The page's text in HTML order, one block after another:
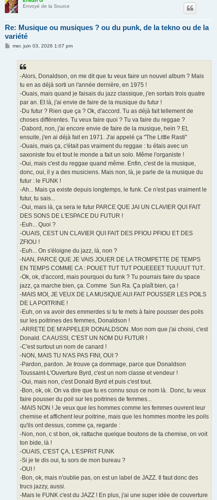
Envoyé de la Source
Re: Musique ou musiques ? ou du punk, de la tekno ou de la
variété
Mmer. juin 03, 2026 1:07 pm
-Alors, Donaldson, on me dit que tu veux faire un nouvel album ? Mais
tu en as déjà sorti un l'année dernière, en 1975 !
-Ouais, mais quand je faisais du jazz classique, j'en sortais trois quatre
par an. Et là, j'ai envie de faire de la musique du futur !
-Du futur ? Rien que ça ? Ok, d'accord. Tu as déjà fait tellement de
choses différentes. Tu veux faire quoi ? Tu va faire du reggae ?
-Dabord, non, j'ai encore envie de faire de la musique, hein ? Et,
ensuite, j'en ai déjà fait en 1971. J'ai appelé ça "The Little Rasti"
-Ouais, mais ça, c'était pas vraiment du reggae : tu étais avec un
saxoniste fou et tout le monde a fait un solo. Même l'organiste !
-Oui, mais c'est du reggae quand même. Enfin, c'est de la musique,
donc, oui, il y a des musiciens. Mais non, là, je parle de la musique du
futur : le FUNK !
-Ah... Mais ça existe depuis longtemps, le funk. Ce n'est pas vraiment le
futur, tu sais...
-Oui, mais là, ça sera le futur PARCE QUE JAI UN CLAVIER QUI FAIT
DES SONS DE L'ESPACE DU FUTUR !
-Euh... Quoi ?
-OUAIS, CEST UN CLAVIER QUI FAIT DES PFIOU PFIOU ET DES
ZFIOU !
-Euh... On s'éloigne du jazz, là, non ?
-NAN, PARCE QUE JE VAIS JOUER DE LA TROMPETTE DE TEMPS
EN TEMPS COMME CA : POUET TUT TUT POUEEEET TUUUUT TUT..
-Ok, ok, d'accord, mais pourquoi du funk ? Tu pourrais faire du space
jazz, ça marche bien, ça. Comme Sun Ra. Ça plaît bien, ça !
-MAIS MOI, JE VEUX DE LA MUSIQUE AUI FAIT POUSSER LES POILS
DE LA POITRINE !
-Euh, on va avoir des emmerdes si tu te mets à faire pousser des poils
sur les poitrines des femmes, Donaldson !
-ARRETE DE M'APPELER DONALDSON. Mon nom que j'ai choisi, c'est
Donald. CA AUSSI, C'EST UN NOM DU FUTUR !
-C'est surtout un nom de canard !
-NON, MAIS TU N'AS PAS FINI, OUI ?
-Pardon, pardon. Je trouve ça dommage, parce que Donaldson
Toussaint-L'Ouverture Byrd, c'est un nom classe et vendeur !
-Oui, mais non, c'est Donald Byrd et puis c'est tout.
-Bon, ok, ok. On va dire que tu es connu sous ce nom là. Donc, tu veux
faire pousser du poil sur les poitrines de femmes...
-MAIS NON ! Je veux que les hommes comme les femmes ouvrent leur
chemise et affichent leur poitrine, mais que les hommes montre les poils
qu'ils ont dessus, comme ça, regarde :
-Non, non, c st bon, ok, rattache quelque boutons de ta chemise, on voit
ton bide, là !
-OUAIS, C'EST ÇA, L'ESPRIT FUNK
-Si je te dis oui, tu sors de mon bureau ?
-OUI !
-Bon, ok, mais n'oublie pas, on est un label de JAZZ. Il faut donc des
trucs jazzy, aussi.
-Mais le FUNK c'est du JAZZ ! En plus, j'ai une super idée de couverture